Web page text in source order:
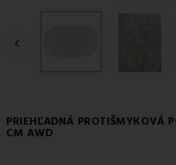

PRIEHĽADNÁ PROTIŠMYKOVÁ
CM AWD